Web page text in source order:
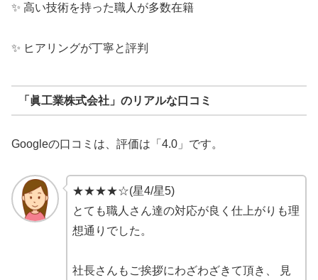
✨ 高い技術を持った職人が多数在籍
✨ ヒアリングが丁寧と評判
「眞工業株式会社」のリアルな口コミ
Googleの口コミは、評価は「4.0」です。
★★★★☆(星4/星5)
とても職人さん達の対応が良く仕上がりも理
想通りでした。
社長さんもご挨拶にわざわざきて頂き、 見